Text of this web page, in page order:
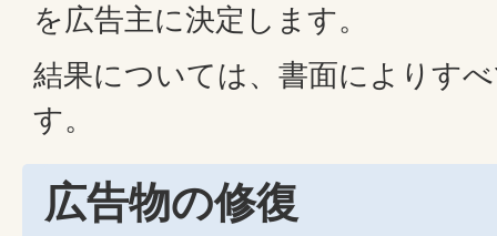
を広告主に決定します。
結果については、書面によりす
す。
広告物の修復